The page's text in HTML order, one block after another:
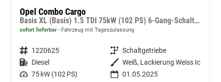
Opel Combo Cargo
Basis XL (Basis) 1.5 TDI 75kW (102 PS) 6-Gang-Schaltgetriebe
sofort lieferbar Fahrzeug mit Tageszulassung
Fahrzeugnummer 1220625 Getriebe Schaltgetriebe
Kraftstoff Diesel Außenfarbe Weiß, Lackierung Weiss Ic
Leistung 75 kW (102 PS) 01.05.2025